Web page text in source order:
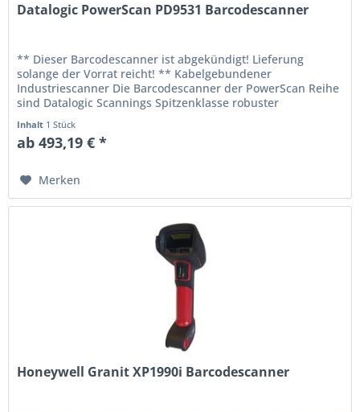
Datalogic PowerScan PD9531 Barcodescanner
** Dieser Barcodescanner ist abgekündigt! Lieferung
solange der Vorrat reicht! ** Kabelgebundener
Industriescanner Die Barcodescanner der PowerScan Reihe
sind Datalogic Scannings Spitzenklasse robuster
Inhalt 1 Stück
ab 493,19 € *
Merken
Honeywell Granit XP1990i Barcodescanner